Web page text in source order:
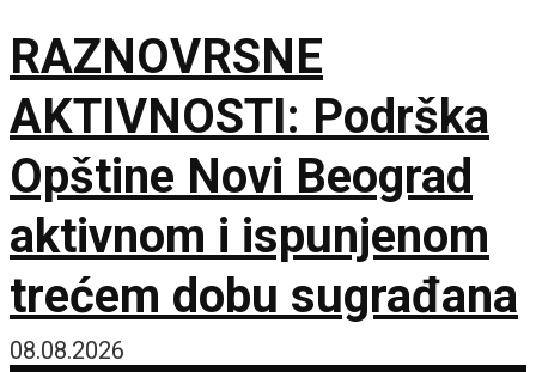
RAZNOVRSNE
AKTIVNOSTI: Podrška
Opštine Novi Beograd
aktivnom i ispunjenom
trećem dobu sugrađana
08.08.2026